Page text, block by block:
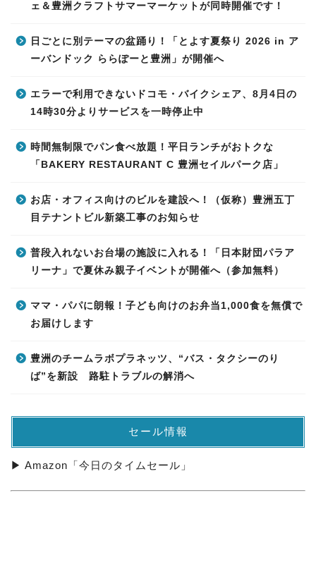
ェ＆豊洲クラフトサマーマーケットが同時開催です！
日ごとに別テーマの盆踊り！「とよす夏祭り 2026 in ア
ーバンドック ららぽーと豊洲」が開催へ
エラーで利用できないドコモ・バイクシェア、8月4日の
14時30分よりサービスを一時停止中
時間無制限でパン食べ放題！平日ランチがおトクな
「BAKERY RESTAURANT C 豊洲セイルパーク店」
お店・オフィス向けのビルを建設へ！（仮称）豊洲五丁
目テナントビル新築工事のお知らせ
普段入れないお台場の施設に入れる！「日本財団パラア
リーナ」で夏休み親子イベントが開催へ（参加無料）
ママ・パパに朗報！子ども向けのお弁当1,000食を無償で
お届けします
豊洲のチームラボプラネッツ、“バス・タクシーのり
ば”を新設 路駐トラブルの解消へ
セール情報
▶ Amazon「今日のタイムセール」